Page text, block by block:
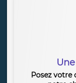
Posez votre